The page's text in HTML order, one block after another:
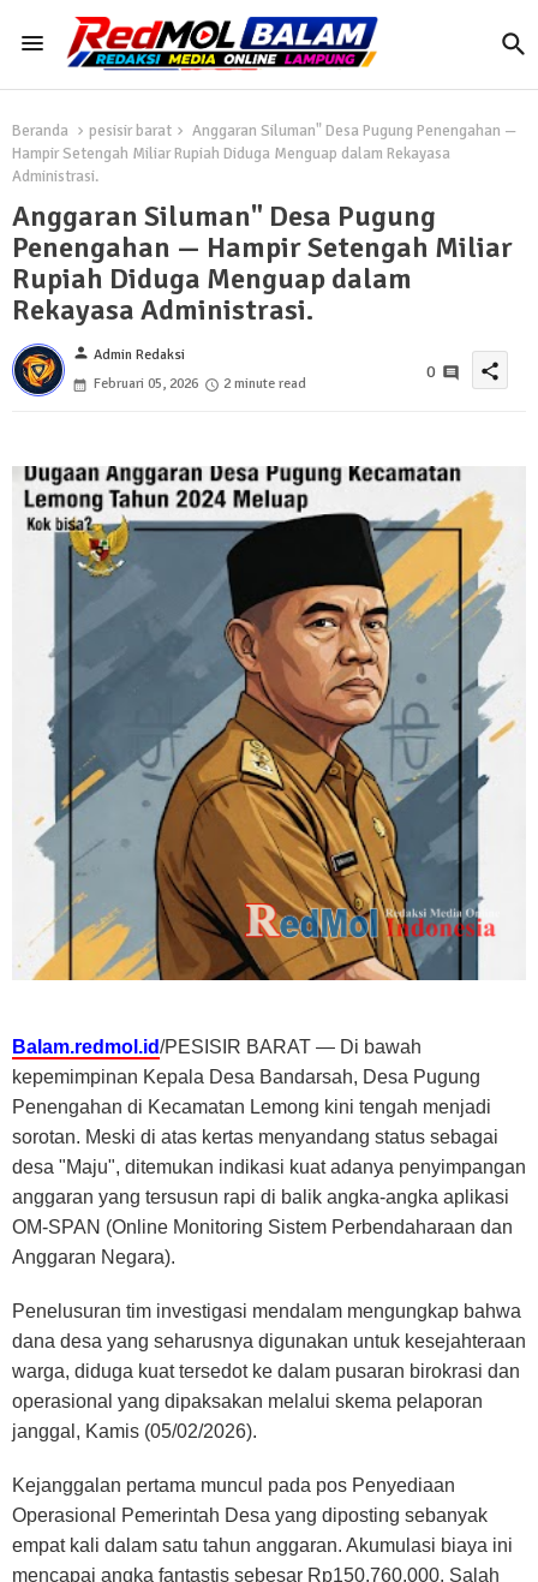
Beranda pesisir barat
Anggaran Siluman" Desa Pugung Penengahan —
Hampir Setengah Miliar Rupiah Diduga Menguap dalam Rekayasa
Administrasi.
Anggaran Siluman" Desa Pugung
Penengahan — Hampir Setengah Miliar
Rupiah Diduga Menguap dalam
Rekayasa Administrasi.
person Admin Redaksi
Februari 05, 2026
2 minute read
0 share
Balam.redmol.id/PESISIR BARAT — Di bawah
kepemimpinan Kepala Desa Bandarsah, Desa Pugung
Penengahan di Kecamatan Lemong kini tengah menjadi
sorotan. Meski di atas kertas menyandang status sebagai
desa "Maju", ditemukan indikasi kuat adanya penyimpangan
anggaran yang tersusun rapi di balik angka-angka aplikasi
OM-SPAN (Online Monitoring Sistem Perbendaharaan dan
Anggaran Negara).
Penelusuran tim investigasi mendalam mengungkap bahwa
dana desa yang seharusnya digunakan untuk kesejahteraan
warga, diduga kuat tersedot ke dalam pusaran birokrasi dan
operasional yang dipaksakan melalui skema pelaporan
janggal, Kamis (05/02/2026).
Kejanggalan pertama muncul pada pos Penyediaan
Operasional Pemerintah Desa yang diposting sebanyak
empat kali dalam satu tahun anggaran. Akumulasi biaya ini
mencapai angka fantastis sebesar Rp150.760.000. Salah